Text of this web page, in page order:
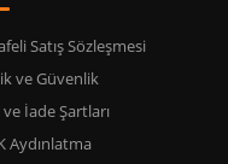
Satış Sözleşmesi
ve Güvenlik
İade Şartları
Aydınlatma